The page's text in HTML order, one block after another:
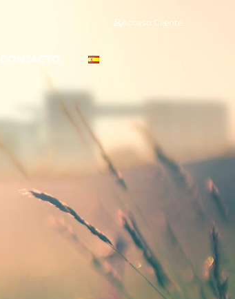
Acceso Cliente
CONTACTO